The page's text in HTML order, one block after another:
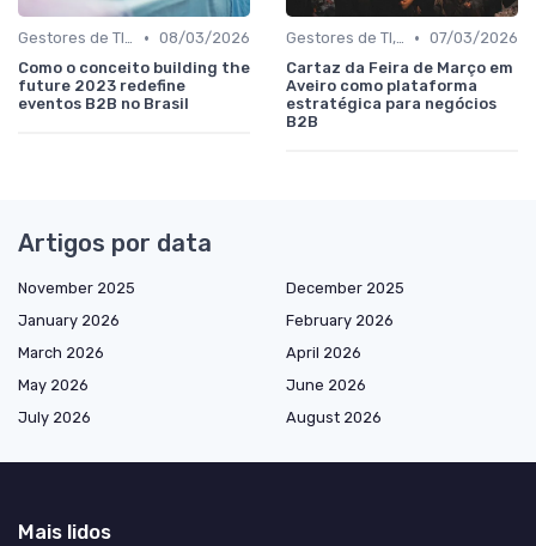
Gestores de TI, Inovação e Transformação Digital • 08/03/2026
Como o conceito building the
future 2023 redefine
eventos B2B no Brasil
Gestores de TI, Inovação e Transformação Digital • 07/03/2026
Cartaz da Feira de Março em
Aveiro como plataforma
estratégica para negócios
B2B
Artigos por data
November 2025
December 2025
January 2026
February 2026
March 2026
April 2026
May 2026
June 2026
July 2026
August 2026
Mais lidos